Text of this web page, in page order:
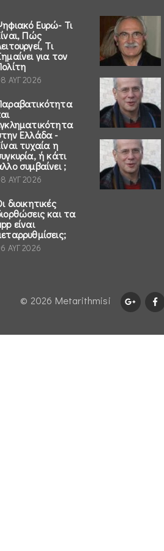
Ευρώ- Τι
Πώς
Τι
για τον
ΑΥΓ 2026
Ελλάδα -
τυχαία η
ή κάτι
συμβαίνει ;
ΑΥΓ 2026
διοικητικές
και τα
είναι
ΑΥΓ 2026
© 2026 Μetarithmisi